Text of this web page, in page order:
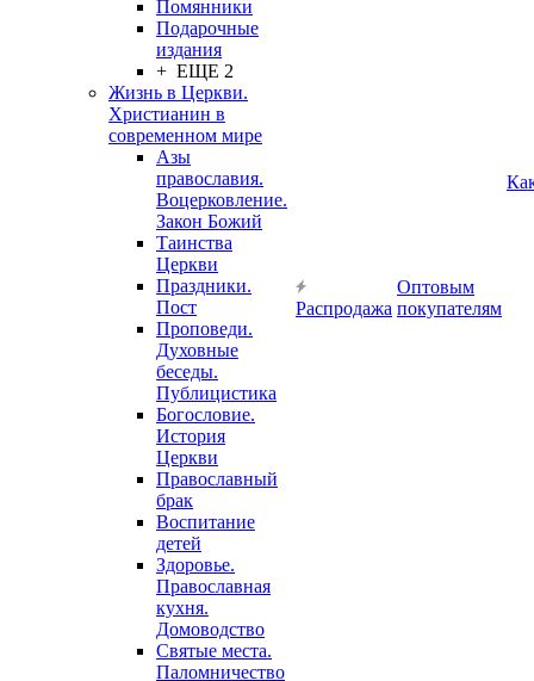
Помянники
Подарочные
издания
+ ЕЩЕ 2
Жизнь в Церкви.
Христианин в
современном мире
Азы
православия.
Воцерковление.
Закон Божий
Таинства
Церкви
Праздники.
Пост
Проповеди.
Духовные
беседы.
Публицистика
Богословие.
История
Церкви
Православный
брак
Воспитание
детей
Здоровье.
Православная
кухня.
Домоводство
Святые места.
Паломничество
Распродажа
Оптовым
покупателям